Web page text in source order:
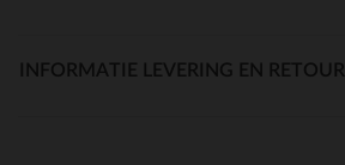
INFORMATIE LEVERING EN RETOUR